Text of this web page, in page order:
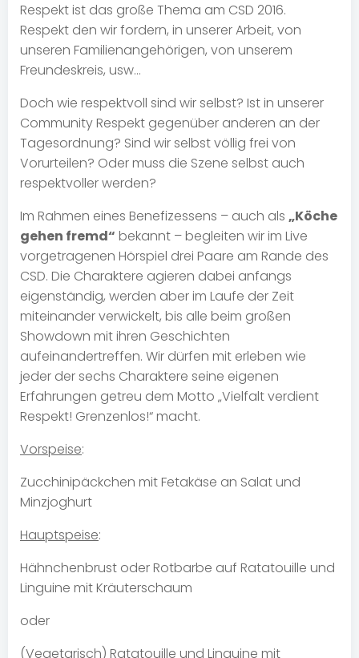
Respekt ist das große Thema am CSD 2016.
Respekt den wir fordern, in unserer Arbeit, von
unseren Familienangehörigen, von unserem
Freundeskreis, usw…
Doch wie respektvoll sind wir selbst? Ist in unserer
Community Respekt gegenüber anderen an der
Tagesordnung? Sind wir selbst völlig frei von
Vorurteilen? Oder muss die Szene selbst auch
respektvoller werden?
Im Rahmen eines Benefizessens – auch als „Köche
gehen fremd“ bekannt – begleiten wir im Live
vorgetragenen Hörspiel drei Paare am Rande des
CSD. Die Charaktere agieren dabei anfangs
eigenständig, werden aber im Laufe der Zeit
miteinander verwickelt, bis alle beim großen
Showdown mit ihren Geschichten
aufeinandertreffen. Wir dürfen mit erleben wie
jeder der sechs Charaktere seine eigenen
Erfahrungen getreu dem Motto „Vielfalt verdient
Respekt! Grenzenlos!“ macht.
Vorspeise:
Zucchinipäckchen mit Fetakäse an Salat und
Minzjoghurt
Hauptspeise:
Hähnchenbrust oder Rotbarbe auf Ratatouille und
Linguine mit Kräuterschaum
oder
(Vegetarisch) Ratatouille und Linguine mit